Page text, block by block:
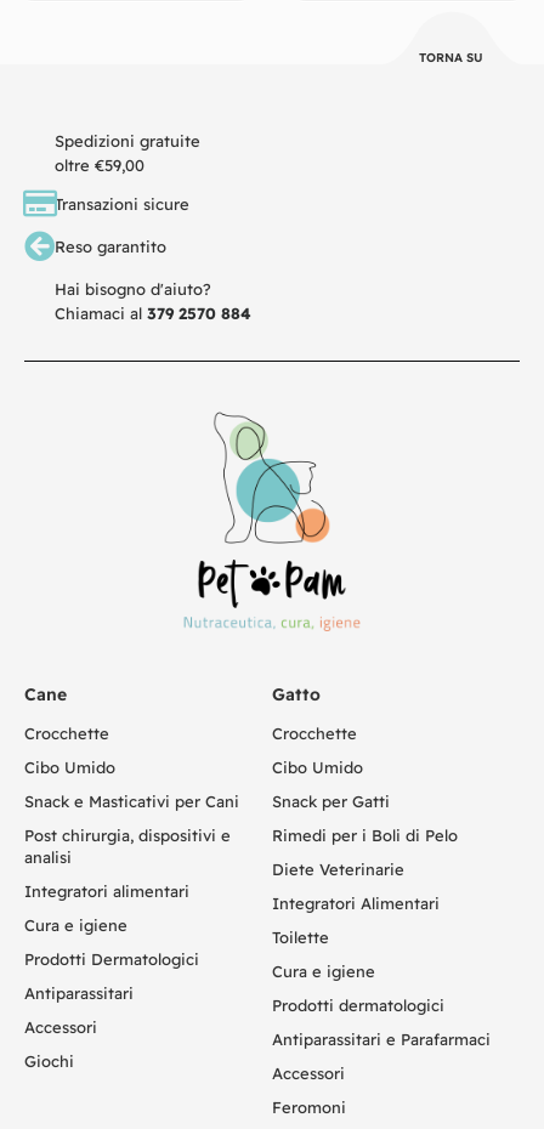
TORNA SU
Spedizioni gratuite
oltre €59,00
Transazioni sicure
Reso garantito
Hai bisogno d'aiuto?
Chiamaci al 379 2570 884
Cane
Crocchette
Cibo Umido
Snack e Masticativi per Cani
Post chirurgia, dispositivi e
analisi
Integratori alimentari
Cura e igiene
Prodotti Dermatologici
Antiparassitari
Accessori
Giochi
Gatto
Crocchette
Cibo Umido
Snack per Gatti
Rimedi per i Boli di Pelo
Diete Veterinarie
Integratori Alimentari
Toilette
Cura e igiene
Prodotti dermatologici
Antiparassitari e Parafarmaci
Accessori
Feromoni